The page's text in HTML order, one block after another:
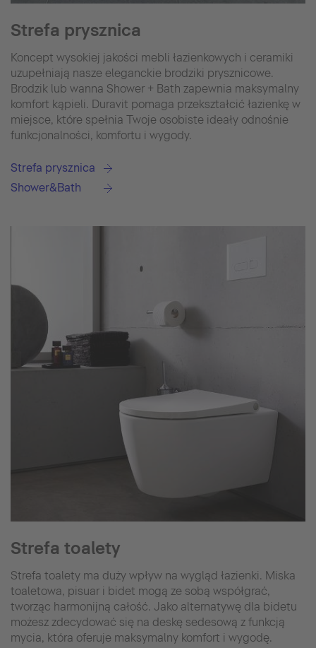
Strefa prysznica
Koncept wysokiej jakości mebli łazienkowych i ceramiki
uzupełniają nasze eleganckie brodziki prysznicowe.
Brodzik lub wanna Shower + Bath zapewnia maksymalny
komfort kąpieli. Duravit pomaga przekształcić łazienkę w
miejsce, które spełnia Twoje osobiste ideały odnośnie
funkcjonalności, komfortu i wygody.
Strefa prysznica
Shower&Bath
Strefa toalety
Strefa toalety ma duży wpływ na wygląd łazienki. Miska
toaletowa, pisuar i bidet mogą ze sobą współgrać,
tworząc harmonijną całość. Jako alternatywę dla bidetu
możesz zdecydować się na deskę sedesową z funkcją
mycia, która oferuje maksymalny komfort i wygodę.